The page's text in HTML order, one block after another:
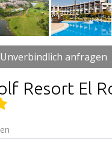
Unverbindlich anfragen
Resort El